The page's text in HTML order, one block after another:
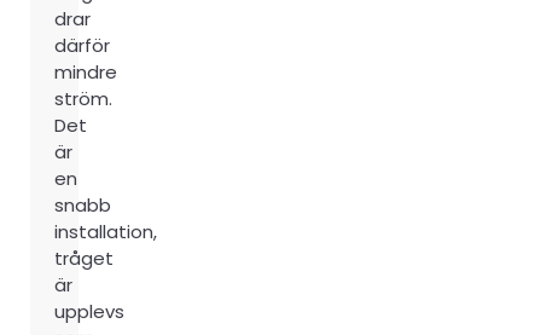
drar
därför
mindre
ström.
Det
är
en
snabb
installation,
tråget
är
upplevs